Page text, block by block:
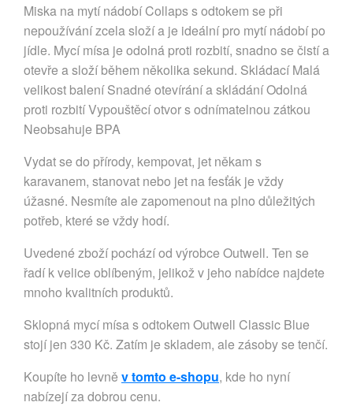
Miska na mytí nádobí Collaps s odtokem se při
nepoužívání zcela složí a je ideální pro mytí nádobí po
jídle. Mycí mísa je odolná proti rozbití, snadno se čistí a
otevře a složí během několika sekund. Skládací Malá
velikost balení Snadné otevírání a skládání Odolná
proti rozbití Vypouštěcí otvor s odnímatelnou zátkou
Neobsahuje BPA
Vydat se do přírody, kempovat, jet někam s
karavanem, stanovat nebo jet na fesťák je vždy
úžasné. Nesmíte ale zapomenout na plno důležitých
potřeb, které se vždy hodí.
Uvedené zboží pochází od výrobce Outwell. Ten se
řadí k velice oblíbeným, jelikož v jeho nabídce najdete
mnoho kvalitních produktů.
Sklopná mycí mísa s odtokem Outwell Classic Blue
stojí jen 330 Kč. Zatím je skladem, ale zásoby se tenčí.
Koupíte ho levně v tomto e-shopu, kde ho nyní
nabízejí za dobrou cenu.